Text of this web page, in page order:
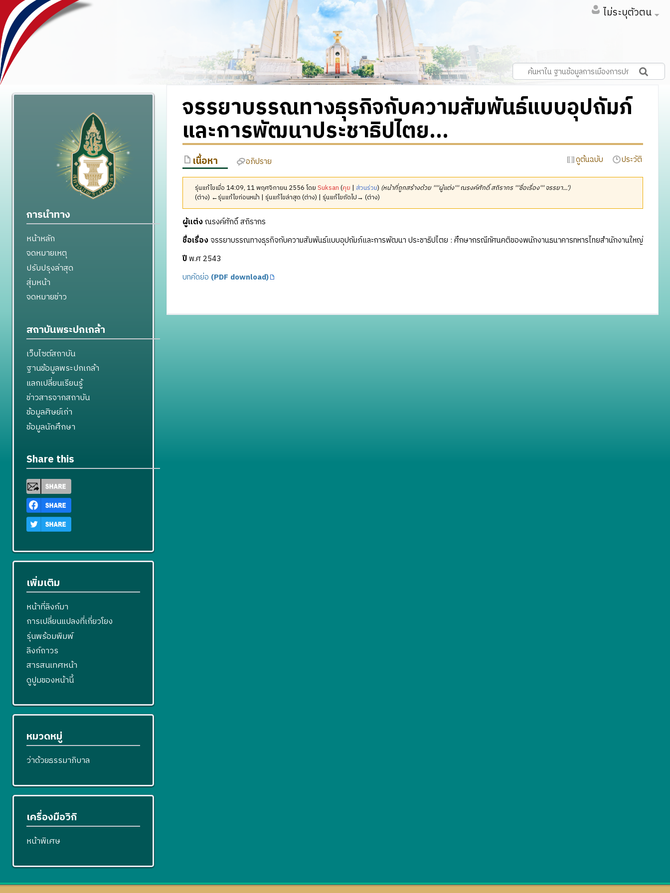
ไม่ระบุตัวตน
จรรยาบรรณทางธุรกิจกับความสัมพันธ์แบบอุปถัมภ์
และการพัฒนาประชาธิปไตย...
เนื้อหา อภิปราย ดูต้นฉบับ ประวัติ
รุ่นแก้ไขเมื่อ 14:09, 11 พฤศจิกายน 2556 โดยSuksan (คุย | ส่วนร่วม) (หน้าที่ถูกสร้างด้วย ''''ผู้แต่ง''' ณรงค์ศักดิ์ สถิรากร '''ชื่อเรื่อง''' จรรยา...')
(ต่าง) ←รุ่นแก้ไขก่อนหน้า | รุ่นแก้ไขล่าสุด (ต่าง) | รุ่นแก้ไขถัดไป→ (ต่าง)
ผู้แต่งณรงค์ศักดิ์ สถิรากร
ชื่อเรื่องจรรยาบรรณทางธุรกิจกับความสัมพันธ์แบบอุปถัมภ์และการพัฒนา ประชาธิปไตย : ศึกษากรณีทัศนคติของพนักงานธนาคารทหารไทยสำนักงานใหญ่
ปีพ.ศ 2543
บทคัดย่อ (PDF download)
การนำทาง
หน้าหลัก
จดหมายเหตุ
ปรับปรุงล่าสุด
สุ่มหน้า
จดหมายข่าว
สถาบันพระปกเกล้า
เว็บไซต์สถาบัน
ฐานข้อมูลพระปกเกล้า
แลกเปลี่ยนเรียนรู้
ข่าวสารจากสถาบัน
ข้อมูลศิษย์เก่า
ข้อมูลนักศึกษา
Share this
เพิ่มเติม
หน้าที่ลิงก์มา
การเปลี่ยนแปลงที่เกี่ยวโยง
รุ่นพร้อมพิมพ์
ลิงก์ถาวร
สารสนเทศหน้า
ดูปูมของหน้านี้
หมวดหมู่
ว่าด้วยธรรมาภิบาล
เครื่องมือวิกิ
หน้าพิเศษ